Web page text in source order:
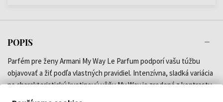
POPIS
Parfém pre ženy Armani My Way Le Parfum podporí vašu túžbu
objavovať a žiť podľa vlastných pravidiel. Intenzívna, sladká variácia
na charakteristickú kvetinovú vôňu My Way je zrodená z kontrastu